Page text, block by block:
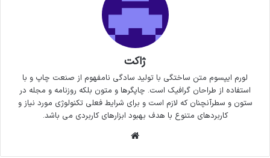
ژاکت
لورم ایپسوم متن ساختگی با تولید سادگی نامفهوم از صنعت چاپ و با
استفاده از طراحان گرافیک است. چاپگرها و متون بلکه روزنامه و مجله در
ستون و سطرآنچنان که لازم است و برای شرایط فعلی تکنولوژی مورد نیاز و
کاربردهای متنوع با هدف بهبود ابزارهای کاربردی می باشد.